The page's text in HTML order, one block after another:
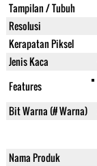
Tampilan / Tubuh
Resolusi
Kerapatan Piksel
Jenis Kaca
Features
Bit Warna (# Warna)
Nama Produk